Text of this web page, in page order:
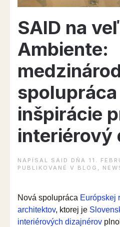
SAID na
Ambiente:
spolupráca
inšpirácie
interiérový
NAPÍSAL SAID DŇA 11.
PUBLIKOVANÉ V BLOG ,
Nová spolupráca Európskej
architektov, ktorej je
interiérových dizajnérov